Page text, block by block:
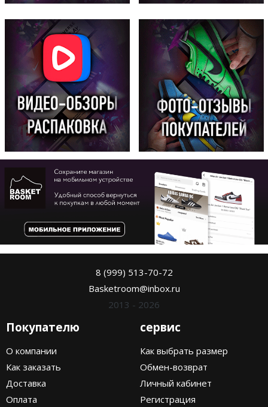
8 (999) 513-70-72
Basketroom@inbox.ru
2013 - 2026
Покупателю
О компании
Как заказать
Доставка
Оплата
сервис
Как выбрать размер
Обмен-возврат
Личный кабинет
Регистрация